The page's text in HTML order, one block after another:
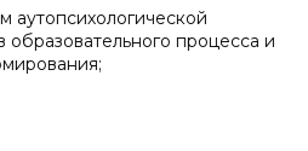
процесса и